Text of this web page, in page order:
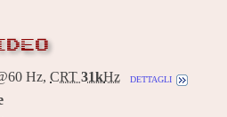
Hz, CRT 31kHz dettagli